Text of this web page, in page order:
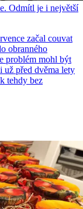
Odmítl je i největší
začal couvat
obranného
problém mohl být
už před dvěma lety
tehdy bez